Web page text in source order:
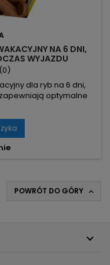
NA 6 DNI,
WYJAZDU
(0)
dla ryb na 6 dni,
optymalne
9g (10 szt.)
Wysoka
odżywianie ryb
do ilości
POWRÓT DO GÓRY 
